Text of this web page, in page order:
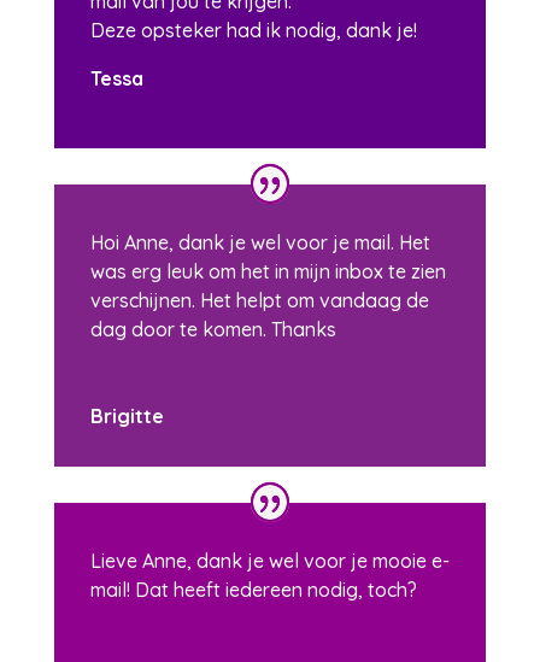
Deze opsteker had ik nodig, dank je!
Tessa
Hoi Anne, dank je wel voor je mail. Het
was erg leuk om het in mijn inbox te zien
verschijnen. Het helpt om vandaag de
dag door te komen. Thanks
Brigitte
Lieve Anne, dank je wel voor je mooie e-
mail! Dat heeft iedereen nodig, toch?